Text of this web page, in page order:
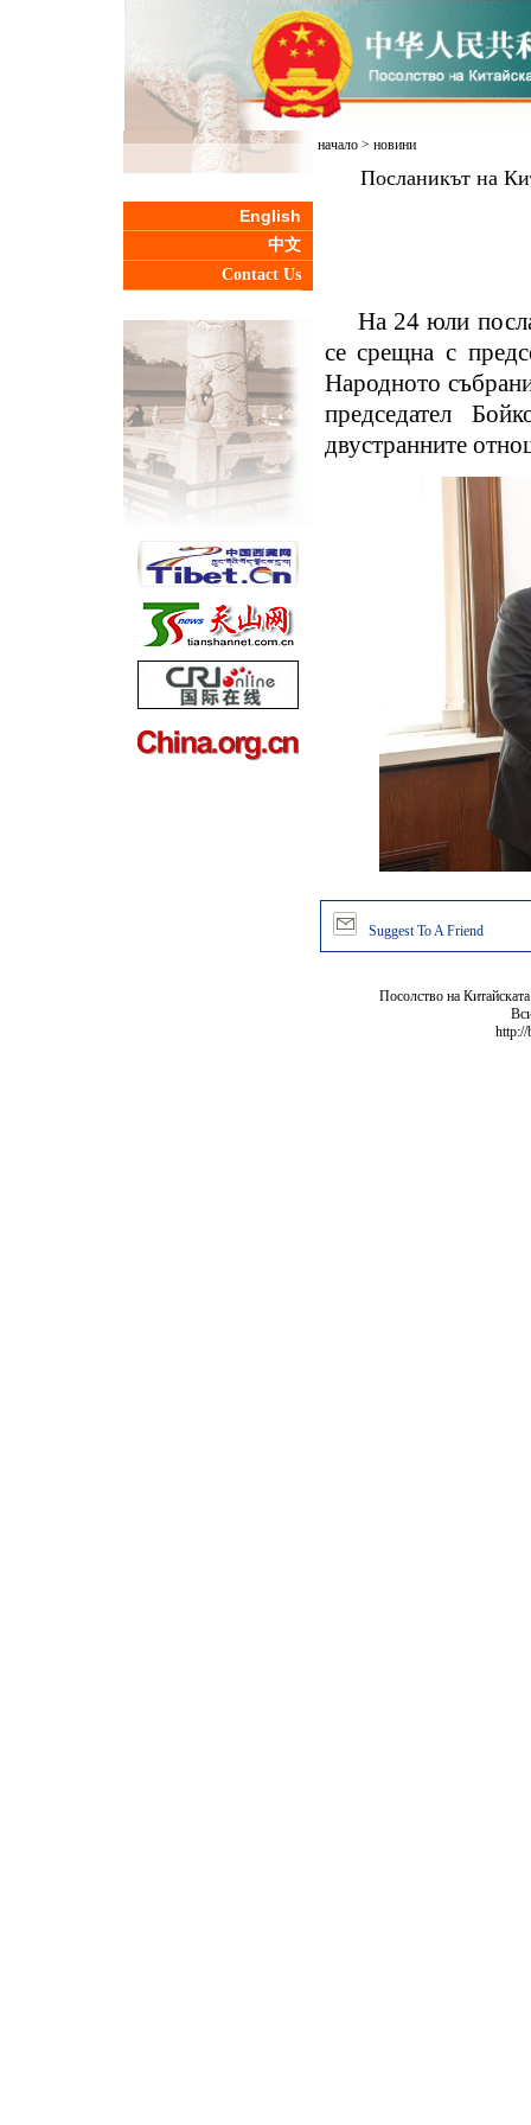
English
中文
Contact Us
начало> новини
Посланикът на
На 24 юли
се срещна с
Народното
председател
двустранните
Suggest To A Friend
Посолство на
http://